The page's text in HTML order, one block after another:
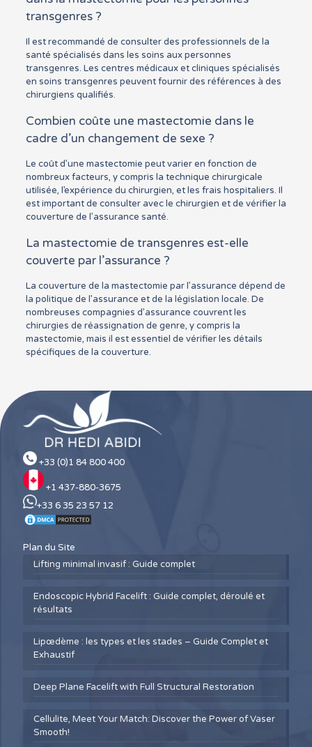
transgenres ?
Il est recommandé de consulter des professionnels de la
santé spécialisés dans les soins aux personnes
transgenres. Les centres médicaux et cliniques spécialisés
en soins transgenres peuvent fournir des références à des
chirurgiens qualifiés.
Combien coûte une mastectomie dans le
cadre d’un changement de sexe ?
Le coût d’une mastectomie peut varier en fonction de
nombreux facteurs, y compris la technique chirurgicale
utilisée, l’expérience du chirurgien, et les frais hospitaliers. Il
est important de consulter avec le chirurgien et de vérifier la
couverture de l’assurance santé.
La mastectomie de transgenres est-elle
couverte par l’assurance ?
La couverture de la mastectomie par l’assurance dépend de
la politique de l’assurance et de la législation locale. De
nombreuses compagnies d’assurance couvrent les
chirurgies de réassignation de genre, y compris la
mastectomie, mais il est essentiel de vérifier les détails
spécifiques de la couverture.
+33 (0)1 84 800 400
+1 437-880-3675
+33 6 35 23 57 12
Plan du Site
Lifting minimal invasif : Guide complet
Endoscopic Hybrid Facelift : Guide complet, déroulé et
résultats
Lipœdème : les types et les stades – Guide Complet et
Exhaustif
Deep Plane Facelift with Full Structural Restoration
Cellulite, Meet Your Match: Discover the Power of Vaser
Smooth!